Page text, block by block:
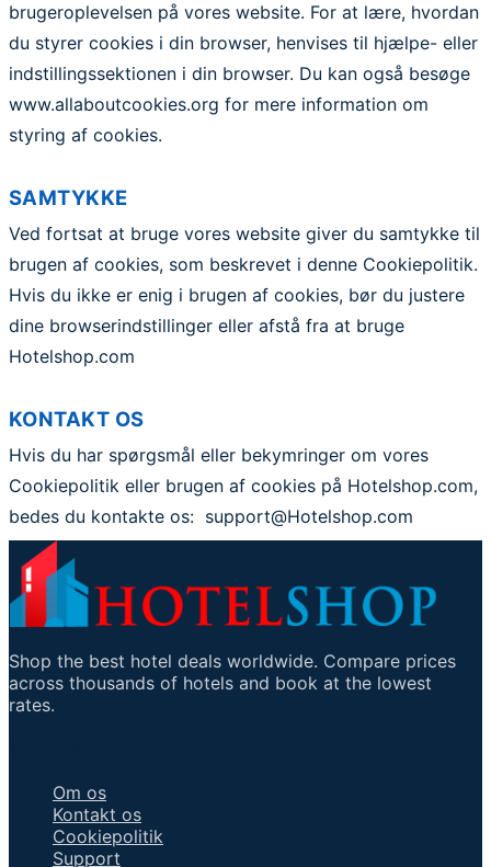
brugeroplevelsen på vores website. For at lære, hvordan
du styrer cookies i din browser, henvises til hjælpe- eller
indstillingssektionen i din browser. Du kan også besøge
www.allaboutcookies.org for mere information om
styring af cookies.
SAMTYKKE
Ved fortsat at bruge vores website giver du samtykke til
brugen af cookies, som beskrevet i denne Cookiepolitik.
Hvis du ikke er enig i brugen af cookies, bør du justere
dine browserindstillinger eller afstå fra at bruge
Hotelshop.com
KONTAKT OS
Hvis du har spørgsmål eller bekymringer om vores
Cookiepolitik eller brugen af cookies på Hotelshop.com,
bedes du kontakte os: support@Hotelshop.com
Shop the best hotel deals worldwide. Compare prices
across thousands of hotels and book at the lowest
rates.
Om os
Kontakt os
Cookiepolitik
Support